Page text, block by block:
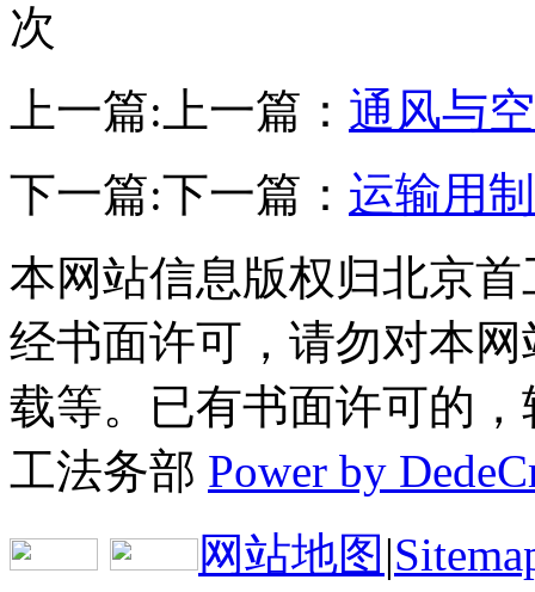
次
上一篇: 上一篇： 通风与
下一篇:下一篇： 运输用
本网站信息版权归北京
经书面许可，请勿对本
载等。已有书面许可的
工法务部 Power by
网站地图 |